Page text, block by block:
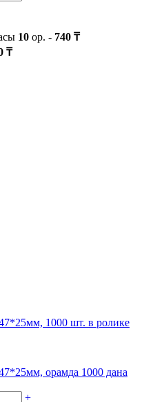
10 ор. - 740 ₸
₸
орамда 1000 дана
+